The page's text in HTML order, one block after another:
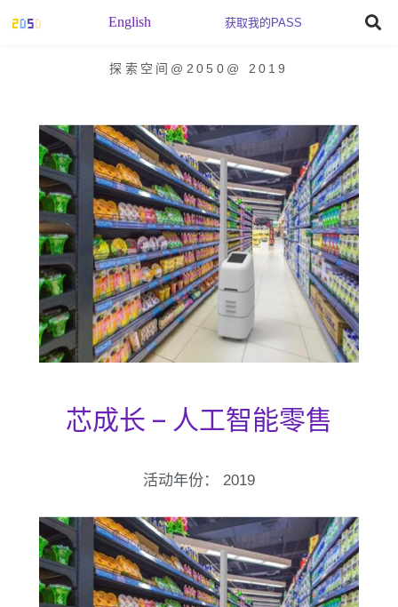
English 获取我的PASS
探索空间@2050 @ 2019
芯成长 – 人工智能零售
活动年份： 2019